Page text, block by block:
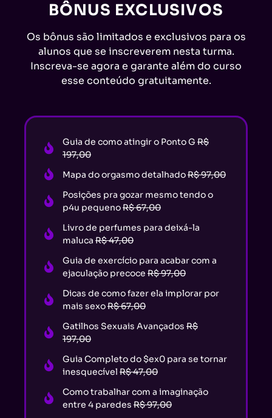
BÔNUS EXCLUSIVOS
Os bônus são limitados e exclusivos para os
alunos que se inscreverem nesta turma.
Inscreva-se agora e garante além do curso
esse conteúdo gratuitamente.
Guia de como atingir o Ponto GR$
197,00
Mapa do orgasmo detalhadoR$ 97,00
Posições pra gozar mesmo tendo o
p4u pequenoR$ 67,00
Livro de perfumes para deixá-la
maluca R$ 47,00
Guia de exercício para acabar com a
ejaculação precoce R$ 97,00
Dicas de como fazer ela implorar por
mais sexoR$ 67,00
Gatilhos Sexuais Avançados R$
197,00
Guia Completo do $ex0 para se tornar
inesquecível R$ 47,00
Como trabalhar com a imaginação
entre 4 paredes R$ 97,00